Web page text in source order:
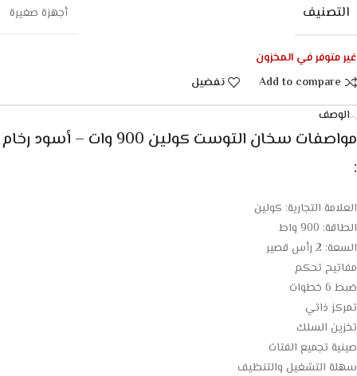
التصنيف أجهزة صغيرة
غير متوفر في المخزون
Add to compare
تفضيل
الوصف
مواصفات سخان التوست كولين 900 وات – أسود رخام
:
العلامة التجارية: كولين
الطاقة: 900 واط
السعة: 2 رأس قصير
مفاتيح تحكم
ضبط 6 خطوات
تمركز ذاتي
تخزين السلك
صينية تجميع الفتات
سهلة التشغيل والتنظيف